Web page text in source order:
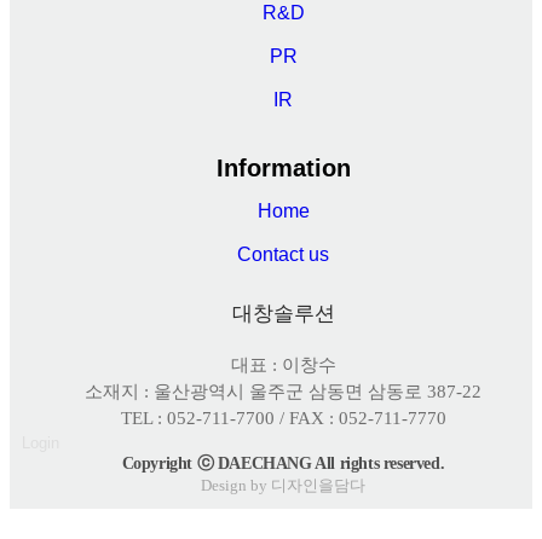
R&D
PR
IR
Information
Home
Contact us
대창솔루션
대표 : 이창수
소재지 : 울산광역시 울주군 삼동면 삼동로 387-22
TEL : 052-711-7700 / FAX : 052-711-7770
Copyright ⓒ DAECHANG All rights reserved.
Design by 디자인을담다